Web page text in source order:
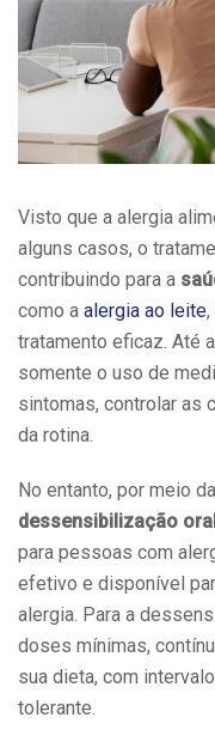
Visto que a alergia
alguns casos, o
contribuindo para a
como a alergia ao leite
tratamento eficaz. Até
somente o uso de
sintomas, controlar as
da rotina.
No entanto, por meio da
dessensibilização
para pessoas com
efetivo e disponível
alergia. Para a
doses mínimas,
sua dieta, com
tolerante.